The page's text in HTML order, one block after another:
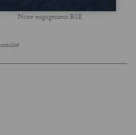
Notre engagement RSE